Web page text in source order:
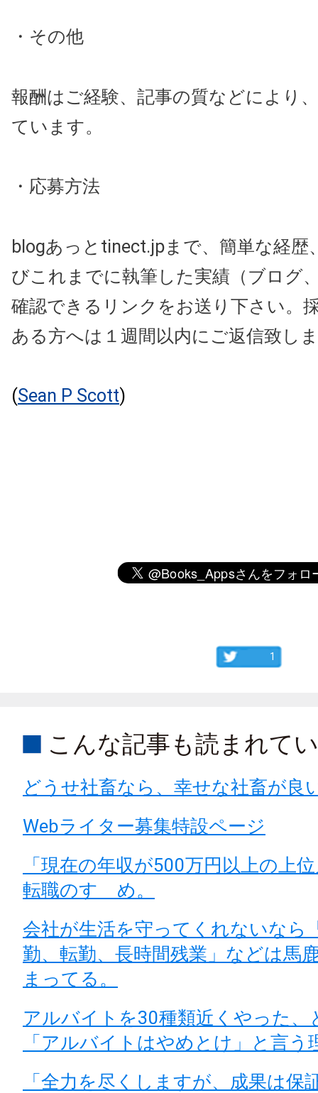
・その他
報酬はご経験、記事の質などにより
ています。
・応募方法
blogあっとtinect.jpまで、簡単な経歴
びこれまでに執筆した実績（ブログ
確認できるリンクをお送り下さい。
ある方へは１週間以内にご返信致し
(Sean P Scott)
1
こんな記事も読まれて
どうせ社畜なら、幸せな社畜が良
Webライター募集特設ページ
「現在の年収が500万円以上の上
転職のすゝめ。
会社が生活を守ってくれないなら
勤、転勤、長時間残業」などは馬
まってる。
アルバイトを30種類近くやった、
「アルバイトはやめとけ」と言う
「全力を尽くしますが、成果は保